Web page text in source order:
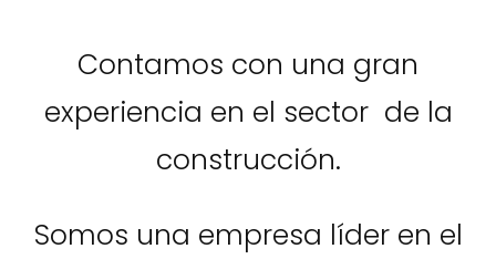
Contamos con una gran
experiencia en el sector de la
construcción.
Somos una empresa líder en el